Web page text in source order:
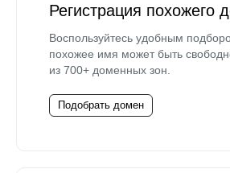
Регистрация похожего
Воспользуйтесь удобным
похожее имя может быть
из 700+ доменных зон.
Подобрать домен